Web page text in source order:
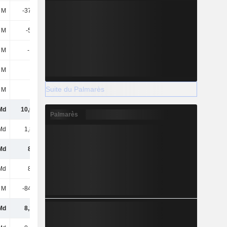
-37,16 M
-5,26 M
-156 M
- -
10,07 Md 10,15 Md
1,87 Md
8,2 Md
8,2 Md
-84,68 M
8,12 Md
Suite du Palmarès
Palmarès